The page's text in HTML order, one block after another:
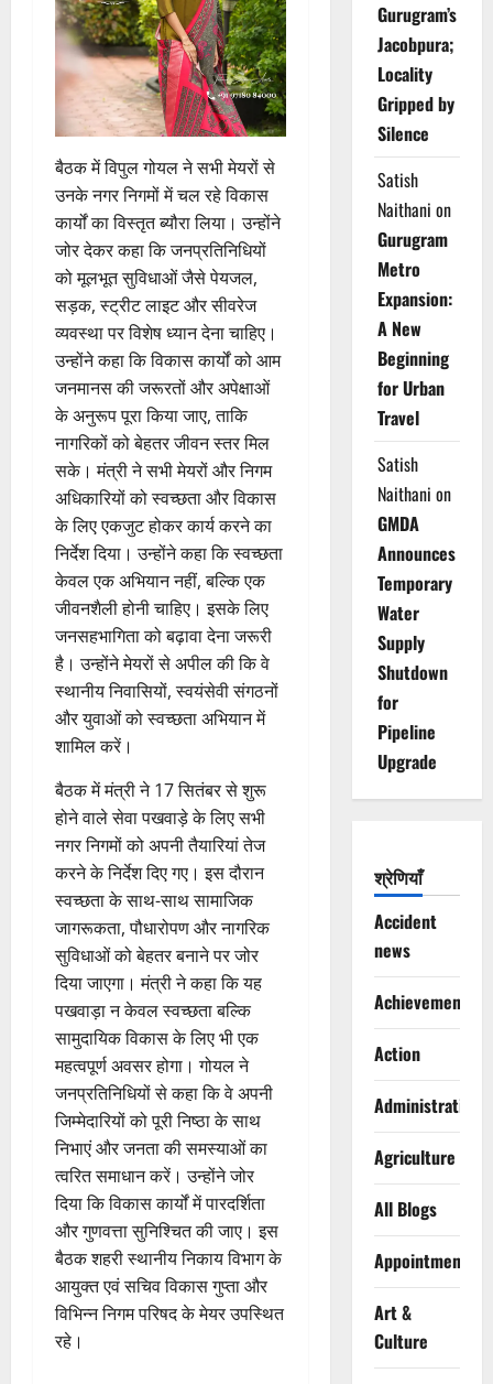
बैठक में विपुल गोयल ने सभी मेयरों से
उनके नगर निगमों में चल रहे विकास
कार्यों का विस्तृत ब्यौरा लिया। उन्होंने
जोर देकर कहा कि जनप्रतिनिधियों
को मूलभूत सुविधाओं जैसे पेयजल,
सड़क, स्ट्रीट लाइट और सीवरेज
व्यवस्था पर विशेष ध्यान देना चाहिए।
उन्होंने कहा कि विकास कार्यों को आम
जनमानस की जरूरतों और अपेक्षाओं
के अनुरूप पूरा किया जाए, ताकि
नागरिकों को बेहतर जीवन स्तर मिल
सके। मंत्री ने सभी मेयरों और निगम
अधिकारियों को स्वच्छता और विकास
के लिए एकजुट होकर कार्य करने का
निर्देश दिया। उन्होंने कहा कि स्वच्छता
केवल एक अभियान नहीं, बल्कि एक
जीवनशैली होनी चाहिए। इसके लिए
जनसहभागिता को बढ़ावा देना जरूरी
है। उन्होंने मेयरों से अपील की कि वे
स्थानीय निवासियों, स्वयंसेवी संगठनों
और युवाओं को स्वच्छता अभियान में
शामिल करें।
बैठक में मंत्री ने 17 सितंबर से शुरू
होने वाले सेवा पखवाड़े के लिए सभी
नगर निगमों को अपनी तैयारियां तेज
करने के निर्देश दिए गए। इस दौरान
स्वच्छता के साथ-साथ सामाजिक
जागरूकता, पौधारोपण और नागरिक
सुविधाओं को बेहतर बनाने पर जोर
दिया जाएगा। मंत्री ने कहा कि यह
पखवाड़ा न केवल स्वच्छता बल्कि
सामुदायिक विकास के लिए भी एक
महत्वपूर्ण अवसर होगा। गोयल ने
जनप्रतिनिधियों से कहा कि वे अपनी
जिम्मेदारियों को पूरी निष्ठा के साथ
निभाएं और जनता की समस्याओं का
त्वरित समाधान करें। उन्होंने जोर
दिया कि विकास कार्यों में पारदर्शिता
और गुणवत्ता सुनिश्चित की जाए। इस
बैठक शहरी स्थानीय निकाय विभाग के
आयुक्त एवं सचिव विकास गुप्ता और
विभिन्न निगम परिषद के मेयर उपस्थित
रहे।
Gurugram’s
Jacobpura;
Locality
Gripped by
Silence
Satish
Naithani on
Gurugram
Metro
Expansion:
A New
Beginning
for Urban
Travel
Satish
Naithani on
GMDA
Announces
Temporary
Water
Supply
Shutdown
for
Pipeline
Upgrade
श्रेणियाँ
Accident
news
Achievements
Action
Administration
Agriculture
All Blogs
Appointments
Art &
Culture